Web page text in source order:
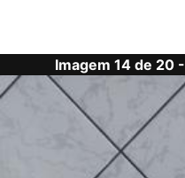
Imagem 14 de 20 -